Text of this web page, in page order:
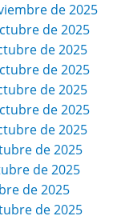
de 2025
de 2025
de 2025
de 2025
de 2025
de 2025
de 2025
de 2025
de 2025
de 2025
de 2025